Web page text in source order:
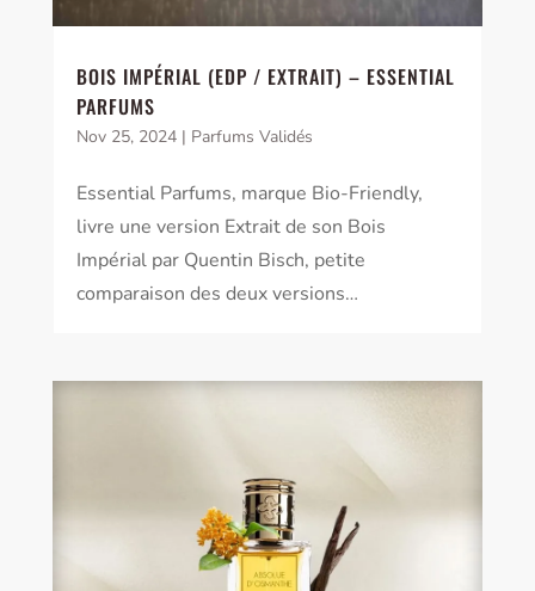
BOIS IMPÉRIAL (EDP / EXTRAIT) – ESSENTIAL
PARFUMS
Nov 25, 2024| Parfums Validés
Essential Parfums, marque Bio-Friendly,
livre une version Extrait de son Bois
Impérial par Quentin Bisch, petite
comparaison des deux versions…